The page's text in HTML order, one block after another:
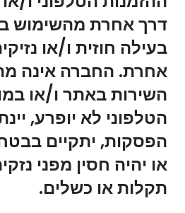
דרך אחרת מהשימוש
בעילה חוזית ו/או
אחרת. החברה אינה
השירות באתר ו/או
הטלפוני לא יופרע,
הפסקות, יתקיים
או יהיה חסין מפני
תקלות או כשלים.